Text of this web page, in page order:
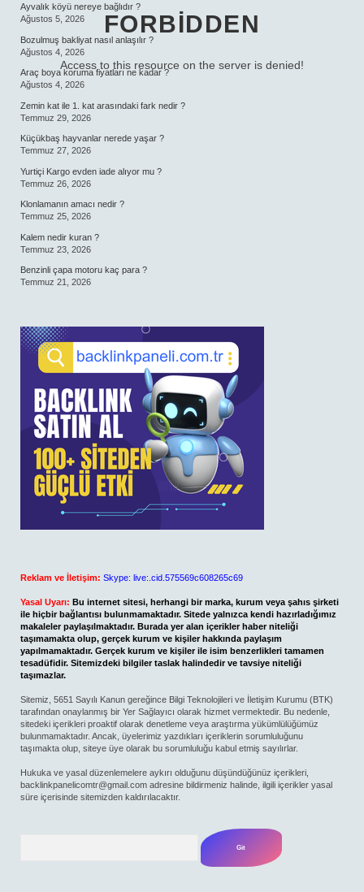
Ayvalık köyü nereye bağlıdır ?
Ağustos 5, 2026
Bozulmuş bakliyat nasıl anlaşılır ?
Ağustos 4, 2026
Araç boya koruma fiyatları ne kadar ?
Ağustos 4, 2026
Zemin kat ile 1. kat arasındaki fark nedir ?
Temmuz 29, 2026
Küçükbaş hayvanlar nerede yaşar ?
Temmuz 27, 2026
Yurtiçi Kargo evden iade alıyor mu ?
Temmuz 26, 2026
Klonlamanın amacı nedir ?
Temmuz 25, 2026
Kalem nedir kuran ?
Temmuz 23, 2026
Benzinli çapa motoru kaç para ?
Temmuz 21, 2026
Reklam ve İletişim: Skype: live:.cid.575569c608265c69
Yasal Uyarı: Bu internet sitesi, herhangi bir marka, kurum veya şahıs şirketi
ile hiçbir bağlantısı bulunmamaktadır. Sitede yalnızca kendi hazırladığımız
makaleler paylaşılmaktadır. Burada yer alan içerikler haber niteliği
taşımamakta olup, gerçek kurum ve kişiler hakkında paylaşım
yapılmamaktadır. Gerçek kurum ve kişiler ile isim benzerlikleri tamamen
tesadüfidir. Sitemizdeki bilgiler taslak halindedir ve tavsiye niteliği
taşımazlar.
Sitemiz, 5651 Sayılı Kanun gereğince Bilgi Teknolojileri ve İletişim Kurumu (BTK)
tarafından onaylanmış bir Yer Sağlayıcı olarak hizmet vermektedir. Bu nedenle,
sitedeki içerikleri proaktif olarak denetleme veya araştırma yükümlülüğümüz
bulunmamaktadır. Ancak, üyelerimiz yazdıkları içeriklerin sorumluluğunu
taşımakta olup, siteye üye olarak bu sorumluluğu kabul etmiş sayılırlar.
Hukuka ve yasal düzenlemelere aykırı olduğunu düşündüğünüz içerikleri,
backlinkpanelicomtr@gmail.com adresine bildirmeniz halinde, ilgili içerikler yasal
süre içerisinde sitemizden kaldırılacaktır.
FORBIDDEN
Access to this resource on the server is denied!